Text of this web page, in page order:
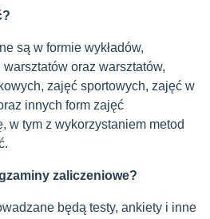
są w formie wykładów,
warsztatów oraz warsztatów,
zajęć sportowych, zajęć w
innych form zajęć
w tym z wykorzystaniem metod
zaliczeniowe?
będą testy, ankiety i inne